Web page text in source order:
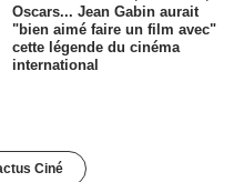
Oscars... Jean Gabin aurait
"bien aimé faire un film avec"
cette légende du cinéma
international
Ciné